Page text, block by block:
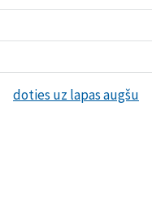
doties uz lapas augšu